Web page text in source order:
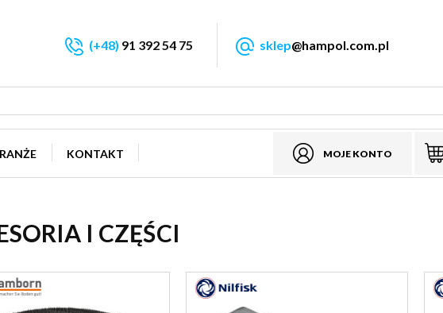
MOJE KONTO
(+48) 91 392 54 75 sklep@hampol.com.pl
KONTAKT
I CZĘŚCI